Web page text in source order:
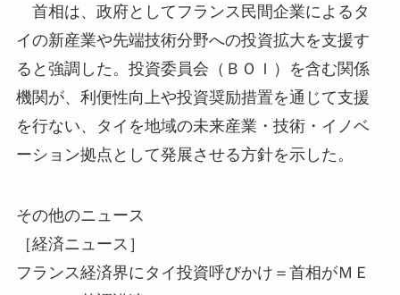
首相は、政府としてフランス民間企業によるタ
イの新産業や先端技術分野への投資拡大を支援す
ると強調した。投資委員会（ＢＯＩ）を含む関係
機関が、利便性向上や投資奨励措置を通じて支援
を行ない、タイを地域の未来産業・技術・イノベ
ーション拠点として発展させる方針を示した。
その他のニュース
［経済ニュース］
フランス経済界にタイ投資呼びかけ＝首相がＭＥ